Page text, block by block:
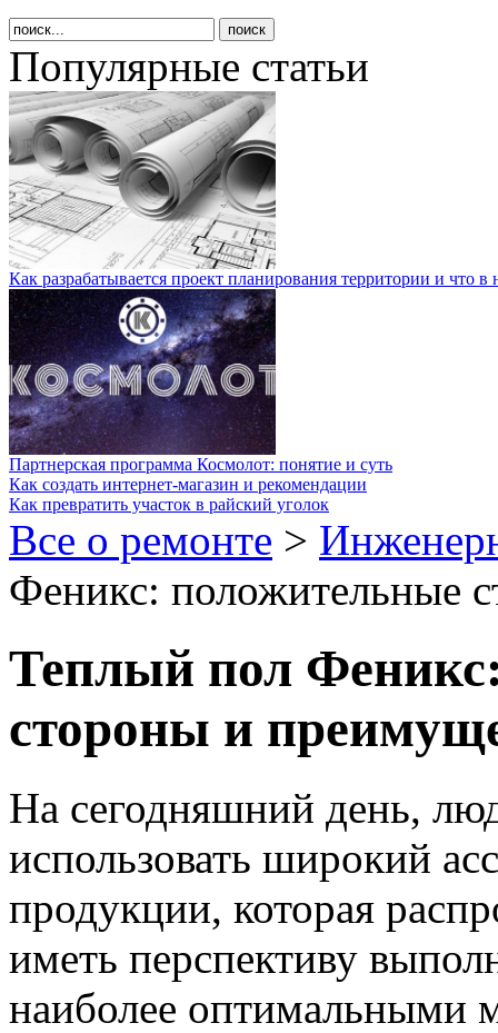
Популярные статьи
Как разрабатывается проект планирования территории и что в
Партнерская программа Космолот: понятие и суть
Как создать интернет-магазин и рекомендации
Как превратить участок в райский уголок
Все о ремонте >
Феникс: положительные
Теплый пол
стороны и
На сегодняшний день,
использовать широкий
продукции, которая
иметь перспективу
наиболее оптимальными